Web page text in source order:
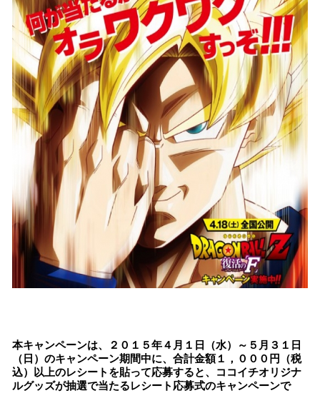
本キャンペーンは、２０１５年４月１日（水）～５月３１日
（日）のキャンペーン期間中に、合計金額１，０００円（税
込）以上のレシートを貼って応募すると、ココイチオリジナ
ルグッズが抽選で当たるレシート応募式のキャンペーンで